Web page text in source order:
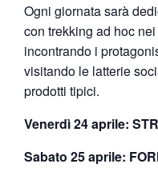
Ogni giornata sarà
con trekking ad hoc
incontrando i
visitando le latterie
prodotti tipici.
Venerdì 24 aprile:
Sabato 25 aprile: